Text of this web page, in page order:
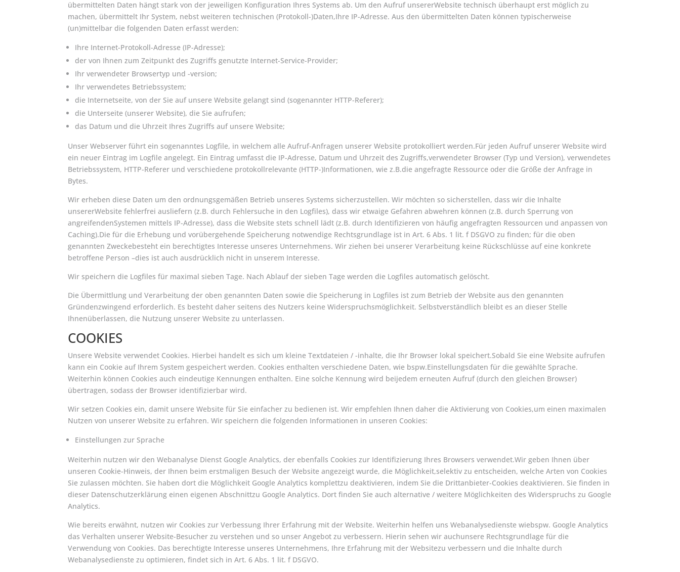
übermittelten Daten hängt stark von der jeweiligen Konfiguration Ihres Systems ab. Um den Aufruf unsererWebsite technisch überhaupt erst möglich zu
machen, übermittelt Ihr System, nebst weiteren technischen (Protokoll-)Daten,Ihre IP-Adresse. Aus den übermittelten Daten können typischerweise
(un)mittelbar die folgenden Daten erfasst werden:
Ihre Internet-Protokoll-Adresse (IP-Adresse);
der von Ihnen zum Zeitpunkt des Zugriffs genutzte Internet-Service-Provider;
Ihr verwendeter Browsertyp und -version;
Ihr verwendetes Betriebssystem;
die Internetseite, von der Sie auf unsere Website gelangt sind (sogenannter HTTP-Referer);
die Unterseite (unserer Website), die Sie aufrufen;
das Datum und die Uhrzeit Ihres Zugriffs auf unsere Website;
Unser Webserver führt ein sogenanntes Logfile, in welchem alle Aufruf-Anfragen unserer Website protokolliert werden.Für jeden Aufruf unserer Website wird
ein neuer Eintrag im Logfile angelegt. Ein Eintrag umfasst die IP-Adresse, Datum und Uhrzeit des Zugriffs,verwendeter Browser (Typ und Version), verwendetes
Betriebssystem, HTTP-Referer und verschiedene protokollrelevante (HTTP-)Informationen, wie z.B.die angefragte Ressource oder die Größe der Anfrage in
Bytes.
Wir erheben diese Daten um den ordnungsgemäßen Betrieb unseres Systems sicherzustellen. Wir möchten so sicherstellen, dass wir die Inhalte
unsererWebsite fehlerfrei ausliefern (z.B. durch Fehlersuche in den Logfiles), dass wir etwaige Gefahren abwehren können (z.B. durch Sperrung von
angreifendenSystemen mittels IP-Adresse), dass die Website stets schnell lädt (z.B. durch Identifizieren von häufig angefragten Ressourcen und anpassen von
Caching).Die für die Erhebung und vorübergehende Speicherung notwendige Rechtsgrundlage ist in Art. 6 Abs. 1 lit. f DSGVO zu finden; für die oben
genannten Zweckebesteht ein berechtigtes Interesse unseres Unternehmens. Wir ziehen bei unserer Verarbeitung keine Rückschlüsse auf eine konkrete
betroffene Person –dies ist auch ausdrücklich nicht in unserem Interesse.
Wir speichern die Logfiles für maximal sieben Tage. Nach Ablauf der sieben Tage werden die Logfiles automatisch gelöscht.
Die Übermittlung und Verarbeitung der oben genannten Daten sowie die Speicherung in Logfiles ist zum Betrieb der Website aus den genannten
Gründenzwingend erforderlich. Es besteht daher seitens des Nutzers keine Widerspruchsmöglichkeit. Selbstverständlich bleibt es an dieser Stelle
Ihnenüberlassen, die Nutzung unserer Website zu unterlassen.
COOKIES
Unsere Website verwendet Cookies. Hierbei handelt es sich um kleine Textdateien / -inhalte, die Ihr Browser lokal speichert.Sobald Sie eine Website aufrufen
kann ein Cookie auf Ihrem System gespeichert werden. Cookies enthalten verschiedene Daten, wie bspw.Einstellungsdaten für die gewählte Sprache.
Weiterhin können Cookies auch eindeutige Kennungen enthalten. Eine solche Kennung wird beijedem erneuten Aufruf (durch den gleichen Browser)
übertragen, sodass der Browser identifizierbar wird.
Wir setzen Cookies ein, damit unsere Website für Sie einfacher zu bedienen ist. Wir empfehlen Ihnen daher die Aktivierung von Cookies,um einen maximalen
Nutzen von unserer Website zu erfahren. Wir speichern die folgenden Informationen in unseren Cookies:
Einstellungen zur Sprache
Weiterhin nutzen wir den Webanalyse Dienst Google Analytics, der ebenfalls Cookies zur Identifizierung Ihres Browsers verwendet.Wir geben Ihnen über
unseren Cookie-Hinweis, der Ihnen beim erstmaligen Besuch der Website angezeigt wurde, die Möglichkeit,selektiv zu entscheiden, welche Arten von Cookies
Sie zulassen möchten. Sie haben dort die Möglichkeit Google Analytics komplettzu deaktivieren, indem Sie die Drittanbieter-Cookies deaktivieren. Sie finden in
dieser Datenschutzerklärung einen eigenen Abschnittzu Google Analytics. Dort finden Sie auch alternative / weitere Möglichkeiten des Widerspruchs zu Google
Analytics.
Wie bereits erwähnt, nutzen wir Cookies zur Verbessung Ihrer Erfahrung mit der Website. Weiterhin helfen uns Webanalysedienste wiebspw. Google Analytics
das Verhalten unserer Website-Besucher zu verstehen und so unser Angebot zu verbessern. Hierin sehen wir auchunsere Rechtsgrundlage für die
Verwendung von Cookies. Das berechtigte Interesse unseres Unternehmens, Ihre Erfahrung mit der Websitezu verbessern und die Inhalte durch
Webanalysedienste zu optimieren, findet sich in Art. 6 Abs. 1 lit. f DSGVO.